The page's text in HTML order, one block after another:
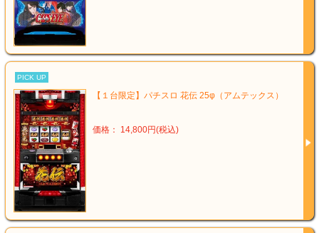
PICK UP
【１台限定】パチスロ 花伝 25φ（アムテックス）
価格： 14,800円(税込)